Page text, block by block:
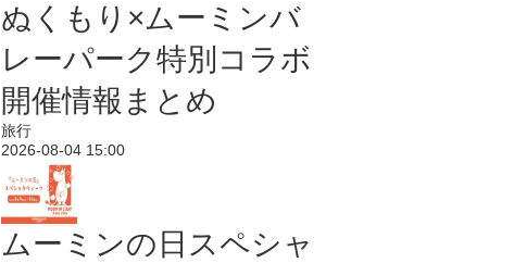
ぬくもり×ムーミンバ
レーパーク特別コラボ
開催情報まとめ
旅行
2026-08-04 15:00
ムーミンの日スペシャ